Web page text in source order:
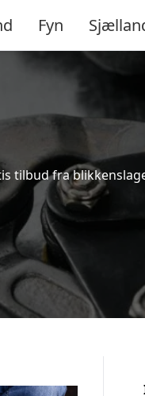
Fyn
tilbud fra